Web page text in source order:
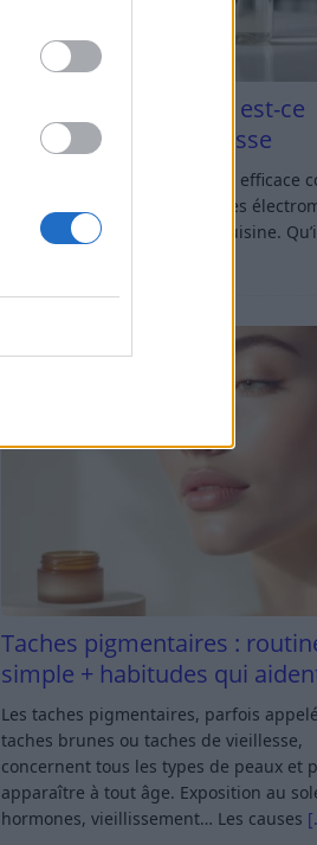
Vinaigre blanc et four est-ce
efficace contre la graisse
Vinaigre blanc et four : est-ce efficace
graisse ? Le four fait partie des
les plus sollicités dans une cuisine.
Taches pigmentaires :
simple + habitudes qui
Les taches pigmentaires, parfois
taches brunes ou taches de vieillesse,
concernent tous les types de peaux et
apparaître à tout âge. Exposition au
hormones, vieillissement… Les causes